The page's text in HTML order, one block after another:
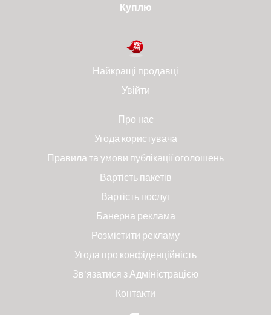
Куплю
Найкращі продавці
Увійти
Про нас
Угода користувача
Правила та умови публікації оголошень
Вартість пакетів
Вартість послуг
Банерна реклама
Розмістити рекламу
Угода про конфіденційність
Зв'язатися з Адміністрацією
Контакти